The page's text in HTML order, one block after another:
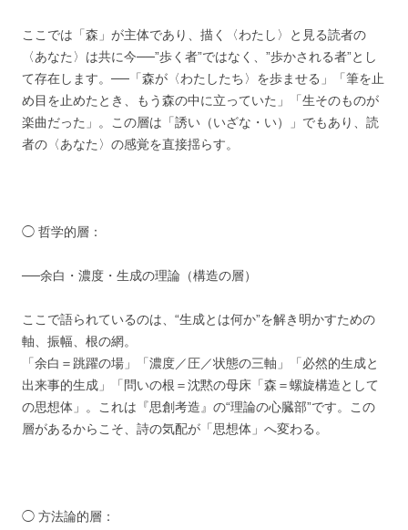
ここでは「森」が主体であり、描く〈わたし〉と見る読者の
〈あなた〉は共に今──”歩く者”ではなく、”歩かされる者”とし
て存在します。──「森が〈わたしたち〉を歩ませる」「筆を止
め目を止めたとき、もう森の中に立っていた」「生そのものが
楽曲だった」。この層は「誘い（いざな・い）」でもあり、読
者の〈あなた〉の感覚を直接揺らす。
◯ 哲学的層：
──余白・濃度・生成の理論（構造の層）
ここで語られているのは、“生成とは何か”を解き明かすための
軸、振幅、根の網。
「余白＝跳躍の場」「濃度／圧／状態の三軸」「必然的生成と
出来事的生成」「問いの根＝沈黙の母床「森＝螺旋構造として
の思想体」。これは『思創考造』の“理論の心臓部”です。この
層があるからこそ、詩の気配が「思想体」へ変わる。
◯ 方法論的層：